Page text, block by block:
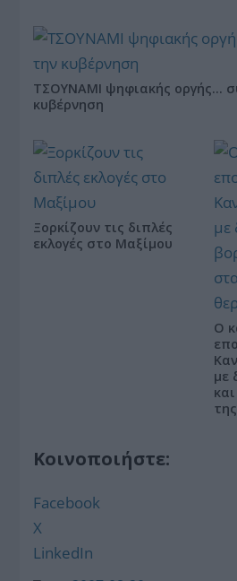
ΤΣΟΥΝΑΜΙ ψηφιακής οργής…
κυβέρνηση
Ξορκίζουν τις διπλές
εκλογές στο Μαξίμου
Ο
με
Κοινοποιήστε:
Facebook
X
LinkedIn